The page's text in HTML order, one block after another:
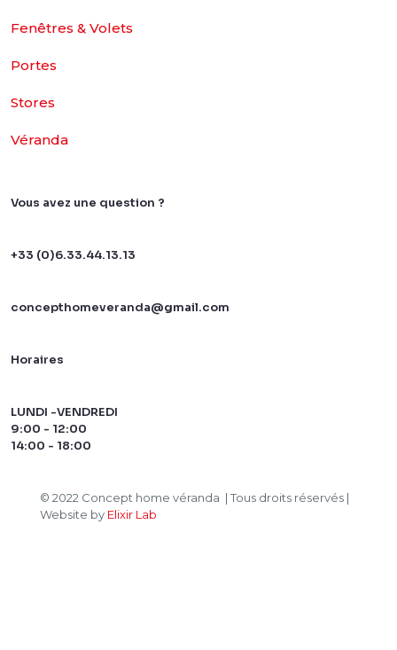
Fenêtres & Volets
Portes
Stores
Véranda
Vous avez une question ?
+33 (0)6.33.44.13.13
concepthomeveranda@gmail.com
Horaires
LUNDI -VENDREDI
9:00 - 12:00
14:00 - 18:00
© 2022 Concept home véranda | Tous droits réservés |
Website by Elixir Lab